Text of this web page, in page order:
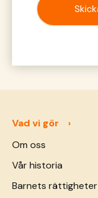
Vad vi gör
Om oss
Vår historia
Barnets rättigheter